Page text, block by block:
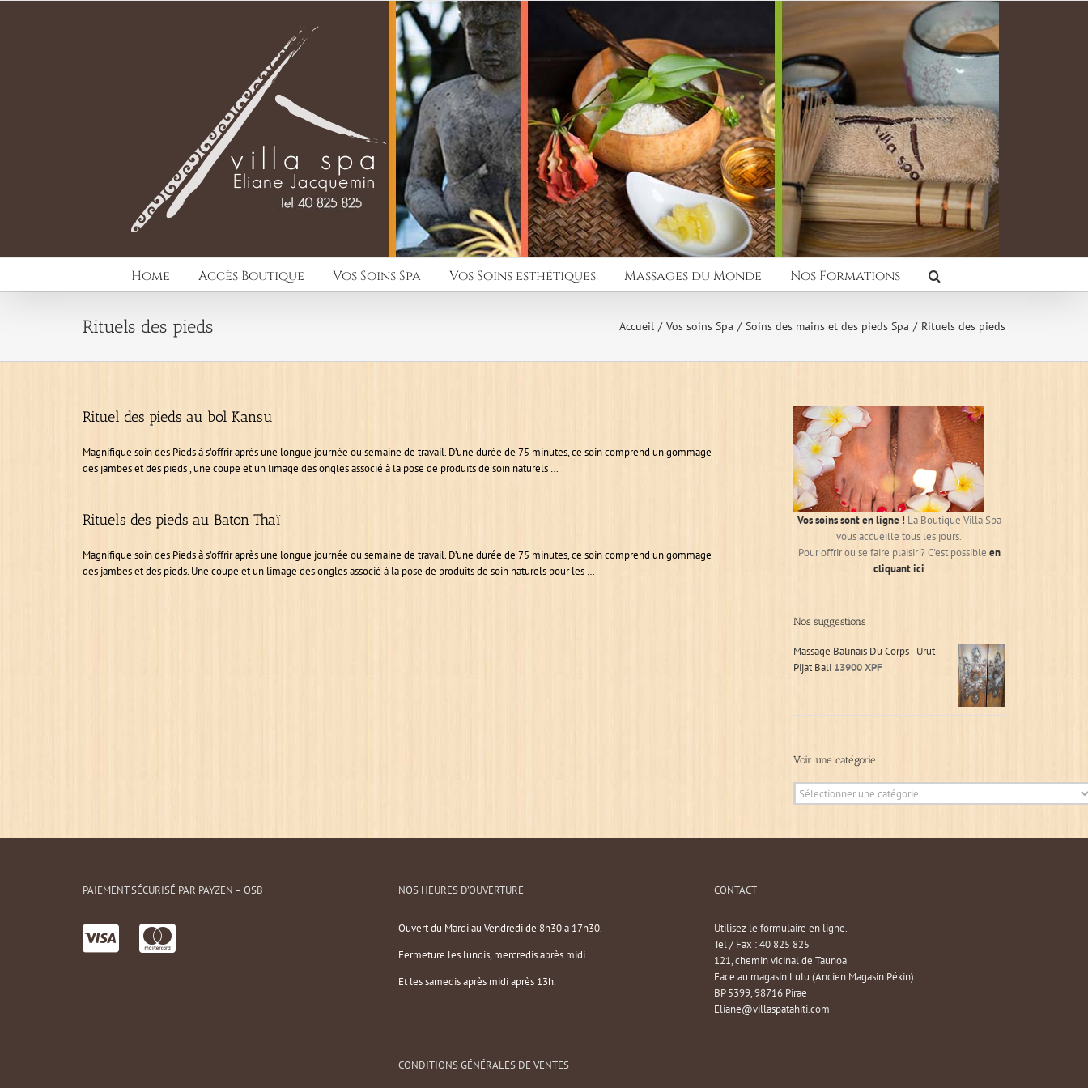
Home Accès Boutique Vos Soins Spa Vos Soins esthétiques Massages du Monde Nos Formations
Rituels des pieds Accueil Vos soins Spa Soins des mains et des pieds Spa Rituels des pieds
Rituel des pieds au bol Kansu
Magnifique soin des Pieds à s’offrir après une longue journée ou semaine de travail. D’une durée de 75 minutes, ce soin comprend un gommage
des jambes et des pieds , une coupe et un limage des ongles associé à la pose de produits de soin naturels …
Rituels des pieds au Baton Thaï
Magnifique soin des Pieds à s’offrir après une longue journée ou semaine de travail. D’une durée de 75 minutes, ce soin comprend un gommage
des jambes et des pieds. Une coupe et un limage des ongles associé à la pose de produits de soin naturels pour les …
Vos soins sont en ligne ! La Boutique Villa Spa
vous accueille tous les jours.
Pour offrir ou se faire plaisir ? C'est possible en
cliquant ici
Nos suggestions
Massage Balinais Du Corps - Urut
Pijat Bali 13900XPF
Voir une catégorie
PAIEMENT SÉCURISÉ PAR PAYZEN – OSB NOS HEURES D’OUVERTURE
Ouvert du Mardi au Vendredi de 8h30 à 17h30.
Fermeture les lundis, mercredis après midi
Et les samedis après midi après 13h.
CONDITIONS GÉNÉRALES DE VENTES
CONTACT
Utilisez le formulaire en ligne.
Tel / Fax : 40 825 825
121, chemin vicinal de Taunoa
Face au magasin Lulu (Ancien Magasin Pékin)
BP 5399, 98716 Pirae
Eliane@villaspatahiti.com